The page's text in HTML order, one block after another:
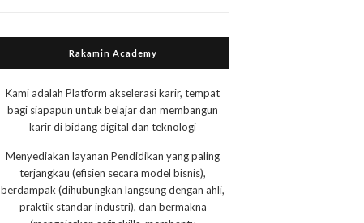
Rakamin Academy
Kami adalah Platform akselerasi karir, tempat
bagi siapapun untuk belajar dan membangun
karir di bidang digital dan teknologi
Menyediakan layanan Pendidikan yang paling
terjangkau (efisien secara model bisnis),
berdampak (dihubungkan langsung dengan ahli,
praktik standar industri), dan bermakna